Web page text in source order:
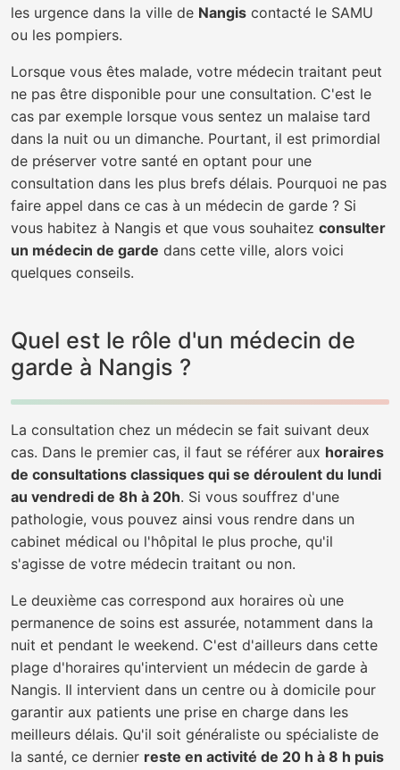
les urgence dans la ville de Nangis contacté le SAMU
ou les pompiers.
Lorsque vous êtes malade, votre médecin traitant peut
ne pas être disponible pour une consultation. C'est le
cas par exemple lorsque vous sentez un malaise tard
dans la nuit ou un dimanche. Pourtant, il est primordial
de préserver votre santé en optant pour une
consultation dans les plus brefs délais. Pourquoi ne pas
faire appel dans ce cas à un médecin de garde ? Si
vous habitez à Nangis et que vous souhaitez consulter
un médecin de garde dans cette ville, alors voici
quelques conseils.
Quel est le rôle d'un médecin de
garde à Nangis ?
La consultation chez un médecin se fait suivant deux
cas. Dans le premier cas, il faut se référer aux horaires
de consultations classiques qui se déroulent du lundi
au vendredi de 8h à 20h. Si vous souffrez d'une
pathologie, vous pouvez ainsi vous rendre dans un
cabinet médical ou l'hôpital le plus proche, qu'il
s'agisse de votre médecin traitant ou non.
Le deuxième cas correspond aux horaires où une
permanence de soins est assurée, notamment dans la
nuit et pendant le weekend. C'est d'ailleurs dans cette
plage d'horaires qu'intervient un médecin de garde à
Nangis. Il intervient dans un centre ou à domicile pour
garantir aux patients une prise en charge dans les
meilleurs délais. Qu'il soit généraliste ou spécialiste de
la santé, ce dernier reste en activité de 20 h à 8 h puis